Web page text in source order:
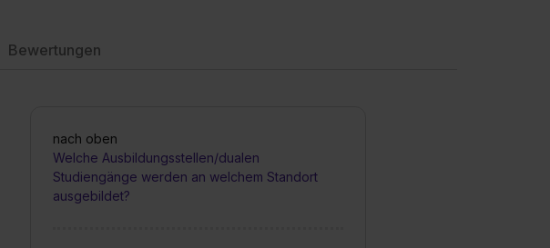
Bewertungen
nach oben
Welche Ausbildungsstellen/dualen
Studiengänge werden an welchem Standort
ausgebildet?